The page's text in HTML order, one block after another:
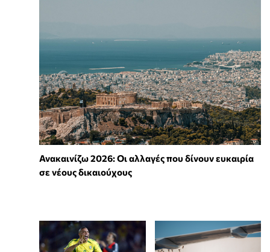
Ανακαινίζω 2026: Οι αλλαγές που δίνουν ευκαιρία
σε νέους δικαιούχους